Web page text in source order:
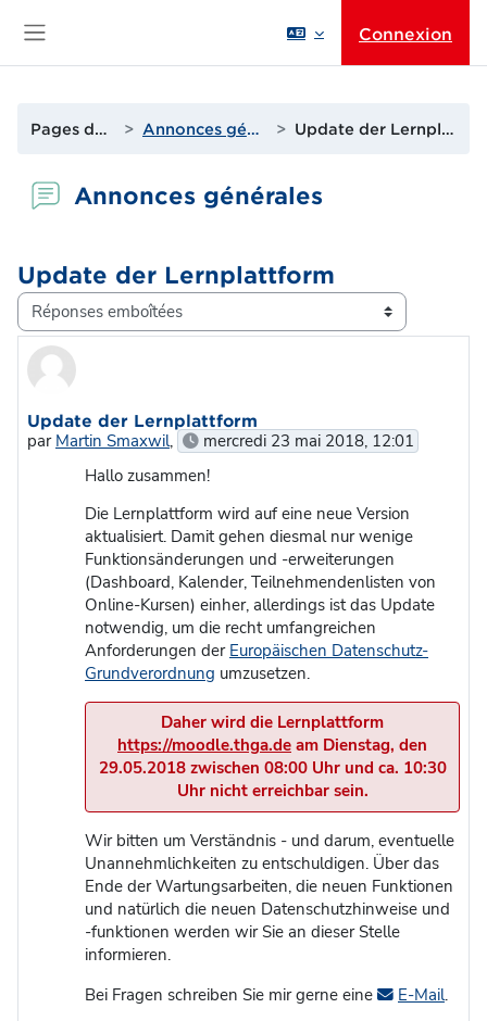
Connexion
Pages du site Annonces générales Update der Lernplattform
Annonces générales
Update der Lernplattform
Type d’affichage
Update der Lernplattform
par Martin Smaxwil, mercredi 23 mai 2018, 12:01
Hallo zusammen!
Die Lernplattform wird auf eine neue Version
aktualisiert. Damit gehen diesmal nur wenige
Funktionsänderungen und -erweiterungen
(Dashboard, Kalender, Teilnehmendenlisten von
Online-Kursen) einher, allerdings ist das Update
notwendig, um die recht umfangreichen
Anforderungen der Europäischen Datenschutz-
Grundverordnung umzusetzen.
Daher wird die Lernplattform
https://moodle.thga.de am Dienstag, den
29.05.2018 zwischen 08:00 Uhr und ca. 10:30
Uhr nicht erreichbar sein.
Wir bitten um Verständnis - und darum, eventuelle
Unannehmlichkeiten zu entschuldigen. Über das
Ende der Wartungsarbeiten, die neuen Funktionen
und natürlich die neuen Datenschutzhinweise und
-funktionen werden wir Sie an dieser Stelle
informieren.
Bei Fragen schreiben Sie mir gerne eine
E-Mail.